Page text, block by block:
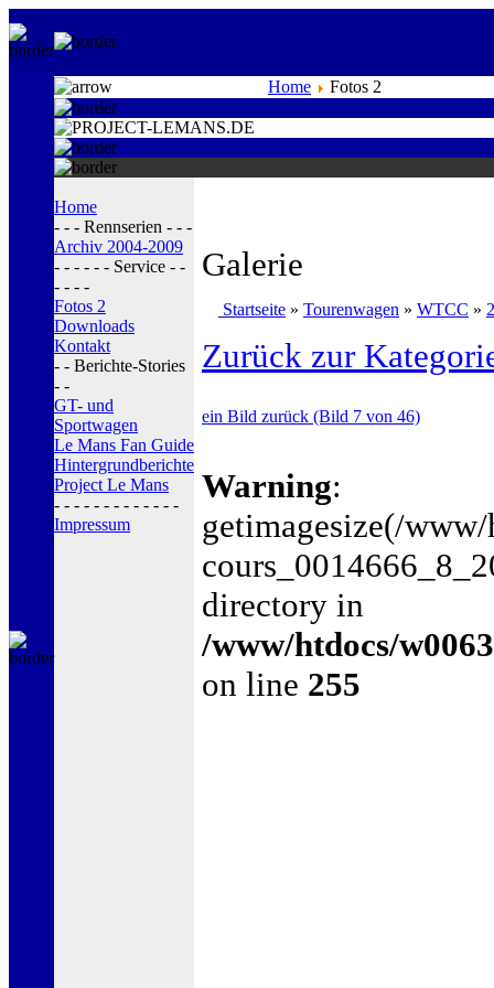
Home Fotos 2
Home
- - - Rennserien - - -
Archiv 2004-2009
- - - - - - Service - -
- - - -
Fotos 2
Downloads
Kontakt
- - Berichte-Stories
- -
GT- und
Sportwagen
Le Mans Fan Guide
Hintergrundberichte
Project Le Mans
- - - - - - - - - - - - -
Impressum
Galerie
Startseite » Tourenwagen » WTCC »
Zurück zur
ein Bild zurück (Bild 7 von 46)
Warning:
getimagesize(/
directory in
/www/htdocs/
on line 255